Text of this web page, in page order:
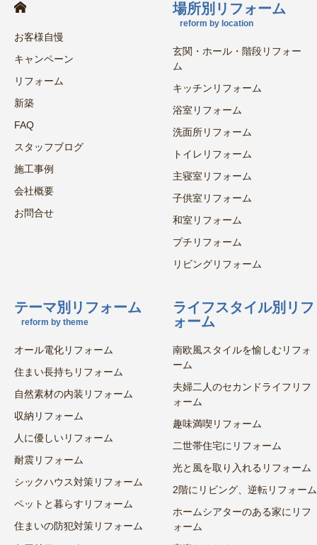
お客様自慢
キャンペーン
リフォーム
新築
FAQ
スタッフブログ
施工事例
会社概要
お問合せ
場所別リフォーム
reform by location
玄関・ホール・階段リフォー
ム
キッチンリフォーム
浴室リフォーム
洗面所リフォーム
トイレリフォーム
主寝室リフォーム
子供室リフォーム
和室リフォーム
プチリフォーム
リビングリフォーム
テーマ別リフォーム
reform by theme
オール電化リフォーム
住まい長持ちリフォーム
自然素材の内装リフォーム
収納リフォーム
人に優しいリフォーム
耐震リフォーム
シックハウス対策リフォーム
ペットと暮らすリフォーム
住まいの防犯対策リフォーム
ライフスタイル別リフ
ォーム
南欧風スタイルを愉しむリフォ
ーム
夫婦二人のセカンドライフリフ
ォーム
趣味満喫リフォーム
二世帯住宅にリフォーム
光と風を取り入れるリフォーム
2階にリビング、逆転リフォーム
ホームシアターのある家にリフ
ォーム